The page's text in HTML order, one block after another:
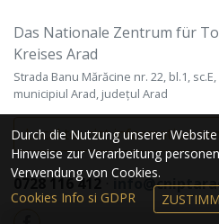
Das Nationale Zentrum für
Kreises Arad
Strada Banu Mărăcine nr. 22, bl.1,
municipiul Arad, județul Arad
Local tourist information
0728 116 412⋅
Durch die Nutzung unserer
Hinweise zur Verarbeitung
Verwendung von Cookies.
Cookies Info si GDPR